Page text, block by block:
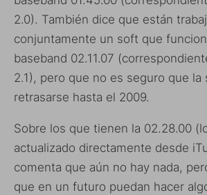
2.0). También dice que están
conjuntamente un soft que
baseband 02.11.07
2.1), pero que no es seguro que la
retrasarse hasta el 2009.
Sobre los que tienen la 02.28.00
actualizado directamente desde
comenta que aún no hay nada,
que en un futuro puedan hacer